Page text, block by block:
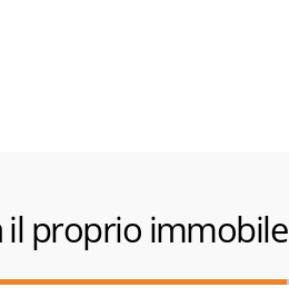
il proprio immobile